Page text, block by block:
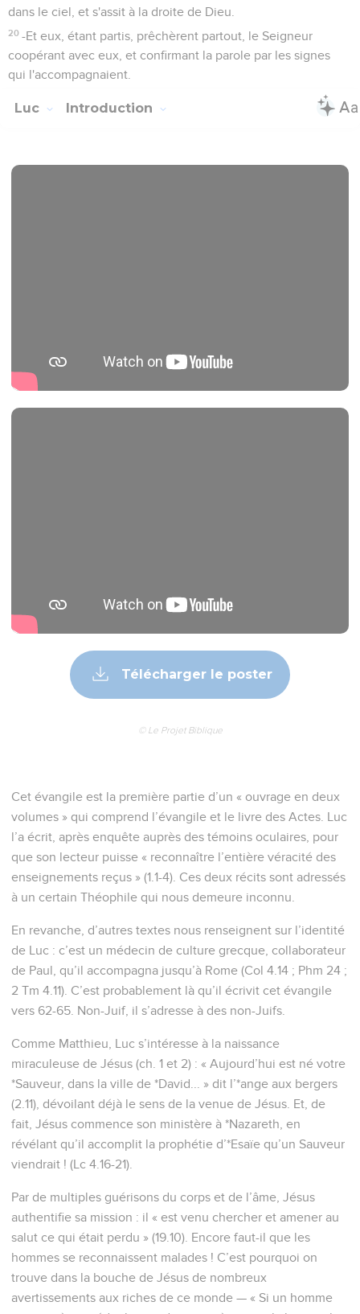
dans le ciel, et s'assit à la droite de Dieu.
20 -Et eux, étant partis, prêchèrent partout, le Seigneur
coopérant avec eux, et confirmant la parole par les signes
qui l'accompagnaient.
Luc Introduction
Télécharger le poster
© Le Projet Biblique
Cet évangile est la première partie d’un « ouvrage en deux
volumes » qui comprend l’évangile et le livre des Actes. Luc
l’a écrit, après enquête auprès des témoins oculaires, pour
que son lecteur puisse « reconnaître l’entière véracité des
enseignements reçus » (1.1-4). Ces deux récits sont adressés
à un certain Théophile qui nous demeure inconnu.
En revanche, d’autres textes nous renseignent sur l’identité
de Luc : c’est un médecin de culture grecque, collaborateur
de Paul, qu’il accompagna jusqu’à Rome (Col 4.14 ; Phm 24 ;
2 Tm 4.11). C’est probablement là qu’il écrivit cet évangile
vers 62-65. Non-Juif, il s’adresse à des non-Juifs.
Comme Matthieu, Luc s’intéresse à la naissance
miraculeuse de Jésus (ch. 1 et 2) : « Aujourd’hui est né votre
*Sauveur, dans la ville de *David... » dit l’*ange aux bergers
(2.11), dévoilant déjà le sens de la venue de Jésus. Et, de
fait, Jésus commence son ministère à *Nazareth, en
révélant qu’il accomplit la prophétie d’*Esaïe qu’un Sauveur
viendrait ! (Lc 4.16-21).
Par de multiples guérisons du corps et de l’âme, Jésus
authentifie sa mission : il « est venu chercher et amener au
salut ce qui était perdu » (19.10). Encore faut-il que les
hommes se reconnaissent malades ! C’est pourquoi on
trouve dans la bouche de Jésus de nombreux
avertissements aux riches de ce monde — « Si un homme